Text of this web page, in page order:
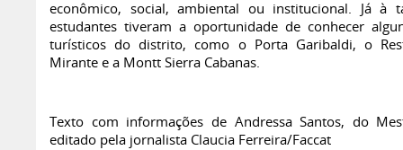
econômico, social, ambiental ou institucional. Já à
estudantes tiveram a oportunidade de conhecer
turísticos do distrito, como o Porta Garibaldi, o
Mirante e a Montt Sierra Cabanas.
Texto com informações de Andressa Santos, do
editado pela jornalista Claucia Ferreira/Faccat